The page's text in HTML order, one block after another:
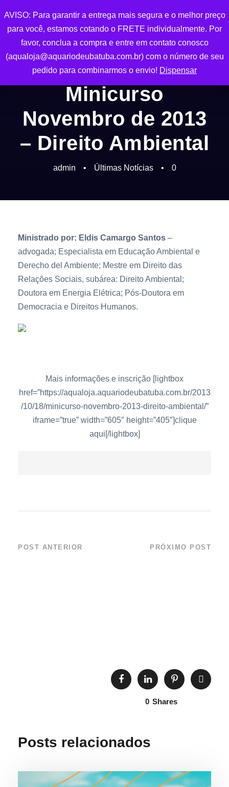
0
Minicurso
Novembro de 2013
– Direito Ambiental
admin • Últimas Notícias • 0
Ministrado por: Eldis Camargo Santos –
advogada; Especialista em Educação Ambiental e
Derecho del Ambiente; Mestre em Direito das
Relações Sociais, subárea: Direito Ambiental;
Doutora em Energia Elétrica; Pós-Doutora em
Democracia e Direitos Humanos.
Mais informações e inscrição [lightbox
href=”https://aqualoja.aquariodeubatuba.com.br/2013
/10/18/minicurso-novembro-2013-direito-ambiental/”
iframe=”true” width=”605″ height=”405″]clique
aqui[/lightbox]
POST ANTERIOR PRÓXIMO POST
0 Shares
Posts relacionados
AVISO: Para garantir a entrega mais segura e o melhor preço
para você, estamos cotando o FRETE individualmente. Por
favor, conclua a compra e entre em contato conosco
(aqualoja@aquariodeubatuba.com.br) com o número de seu
pedido para combinarmos o envio! Dispensar